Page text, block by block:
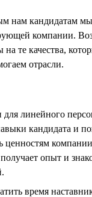
нам кандидатам
компании.
на те качества,
отрасли.
линейного
кандидата и
ценностям
опыт и
время